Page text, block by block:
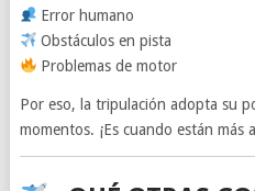
Error humano
Obstáculos en pista
Problemas de motor
Por eso, la tripulación adopta su
momentos. ¡Es cuando están más